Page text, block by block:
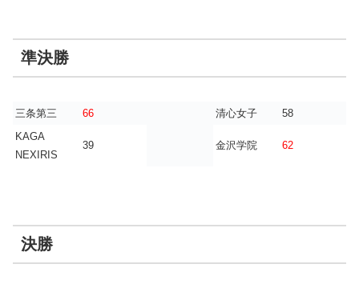
準決勝
三条第三 66 清心女子
58
KAGA
NEXIRIS
39 金沢学院 62
決勝